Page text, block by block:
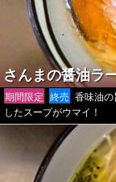
さんまの醤油ラ
期間限定 終売 香味油
したスープがウマイ！